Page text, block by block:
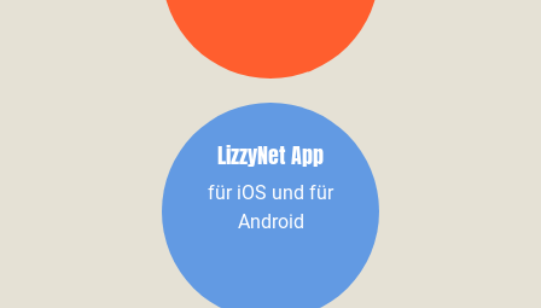
LizzyNet App
für iOS und für
Android